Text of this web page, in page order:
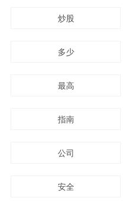
炒股
多少
最高
指南
公司
安全